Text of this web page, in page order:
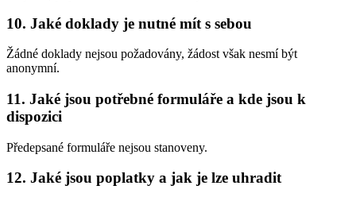
10. Jaké doklady je nutné mít s sebou
Žádné doklady nejsou požadovány, žádost však nesmí být
anonymní.
11. Jaké jsou potřebné formuláře a kde jsou k
dispozici
Předepsané formuláře nejsou stanoveny.
12. Jaké jsou poplatky a jak je lze uhradit